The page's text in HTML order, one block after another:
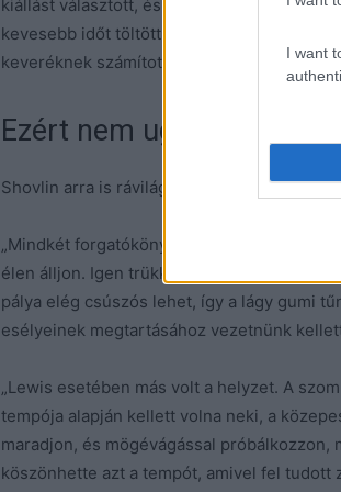
I want
kiállást választott, és képes volt legyőzni
kevesebb időt töltött az ember azokon a
keveréknek számítottak.”
Ezért nem ugyanolyan
Shovlin arra is rávilágított, hogy miért
„Mindkét forgatókönyvet külön
élen álljon. Igen trükkösek voltak a
pálya elég csúszós lehet, így a lágy gumi
esélyeinek megtartásához vezetnünk
„Lewis esetében más volt a helyzet. A
tempója alapján kellett volna neki, a
maradjon, és mögévágással
köszönhette azt a tempót, amivel fel tudott